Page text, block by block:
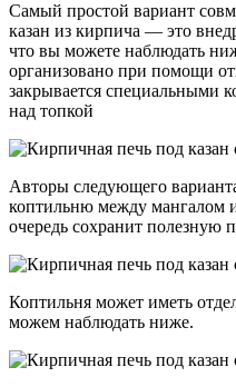
Самый простой вариант
казан из кирпича — это
что вы можете наблюдать
организовано при помощи
закрывается специальными
над топкой
Авторы следующего
коптильню между мангалом
очередь сохранит полезную
Коптильня может иметь
можем наблюдать ниже.